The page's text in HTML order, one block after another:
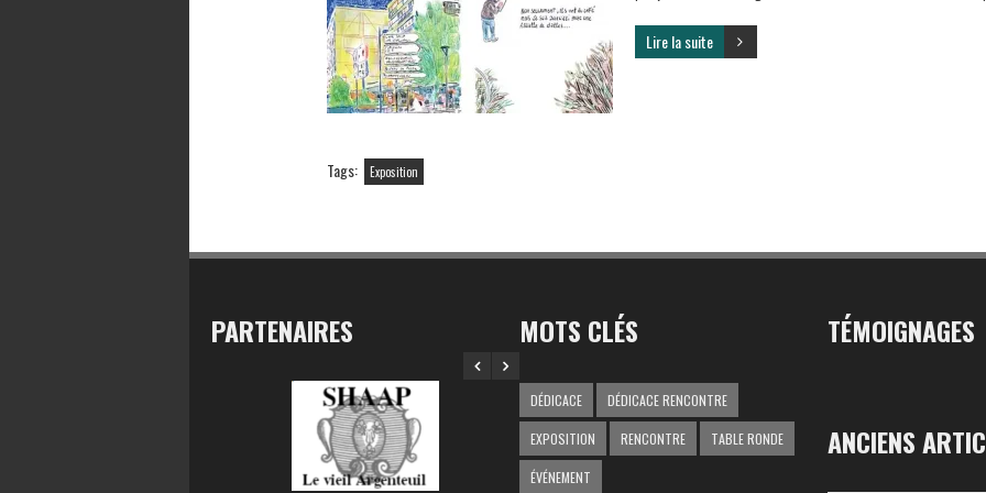
Lire la suite
Tags: Exposition
PARTENAIRES MOTS CLÉS
DÉDICACE DÉDICACE RENCONTRE
EXPOSITION RENCONTRE TABLE RONDE
ÉVÉNEMENT
TÉMOIGNAGES
ANCIENS